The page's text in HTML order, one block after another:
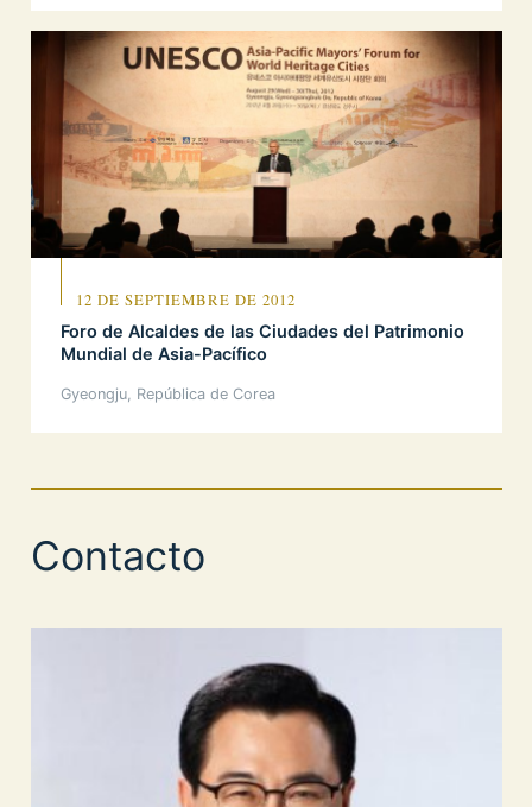
12 DE SEPTIEMBRE DE 2012
Foro de Alcaldes de las Ciudades del Patrimonio
Mundial de Asia-Pacífico
Gyeongju, República de Corea
Contacto